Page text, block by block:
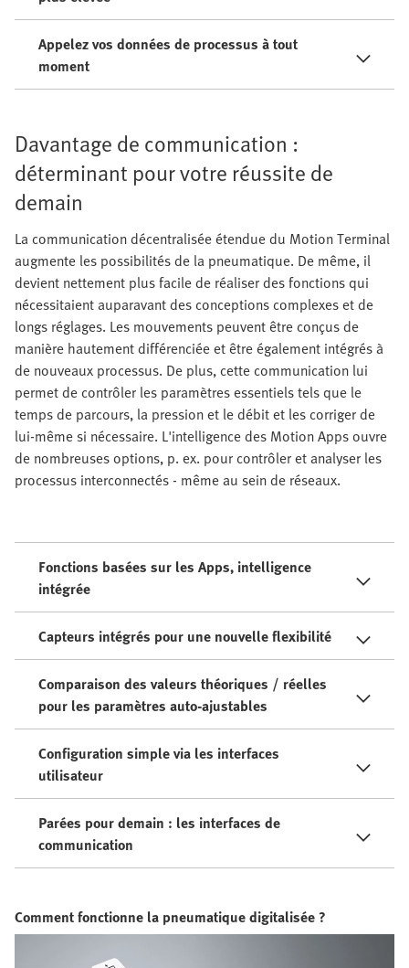
Appelez vos données de processus à tout
moment
Davantage de communication :
déterminant pour votre réussite de
demain
La communication décentralisée étendue du Motion Terminal
augmente les possibilités de la pneumatique. De même, il
devient nettement plus facile de réaliser des fonctions qui
nécessitaient auparavant des conceptions complexes et de
longs réglages. Les mouvements peuvent être conçus de
manière hautement différenciée et être également intégrés à
de nouveaux processus. De plus, cette communication lui
permet de contrôler les paramètres essentiels tels que le
temps de parcours, la pression et le débit et les corriger de
lui-même si nécessaire. L'intelligence des Motion Apps ouvre
de nombreuses options, p. ex. pour contrôler et analyser les
processus interconnectés - même au sein de réseaux.
Fonctions basées sur les Apps, intelligence
intégrée
Capteurs intégrés pour une nouvelle flexibilité
Comparaison des valeurs théoriques / réelles
pour les paramètres auto-ajustables
Configuration simple via les interfaces
utilisateur
Parées pour demain : les interfaces de
communication
Comment fonctionne la pneumatique digitalisée ?